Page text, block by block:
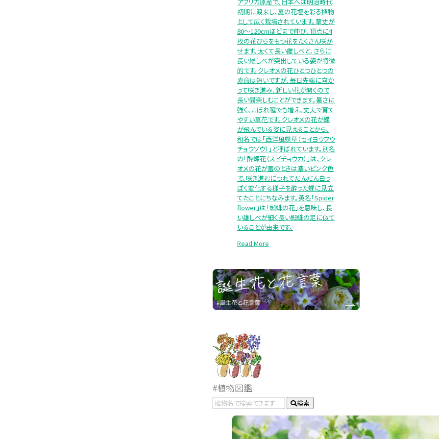
初期に渡来し、夏の花壇を彩る植物
として広く栽培されています。草丈が
80～120cmほどまで伸び、頂点に4
枚の花びらをもつ花をたくさん咲か
せます。太くて長い雌しべと、さらに
長い雄しべが突出している姿が特徴
的です。クレオメの花ひとつひとつの
寿命は短いですが、毎日先端に向か
って咲き進み、新しい花が開くので
長い間楽しむことができます。暑さに
強く、こぼれ種でも増え、丈夫で育て
やすい草花です。クレオメの花が蝶
が飛んでいる姿に見えることから、
和名では「西洋風蝶草（セイヨウフウ
チョウソウ）」と呼ばれています。別名
の「酔蝶花（スイチョウカ）」は、クレ
オメの花が蕾のときは濃いピンク色
で、咲き進むにつれてだんだん白っ
ぽく変化する様子を酔った蝶に見立
てたことにちなみます。英名「Spider
flower」は「蜘蛛の花」を意味し、長
い雄しべが細く長い蜘蛛の足に似て
いることが由来です。
Read More
#植物図鑑
検索